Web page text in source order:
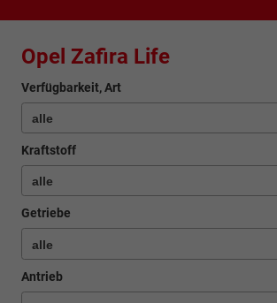
Opel Zafira Life
Verfügbarkeit, Art
Kraftstoff
Getriebe
Antrieb